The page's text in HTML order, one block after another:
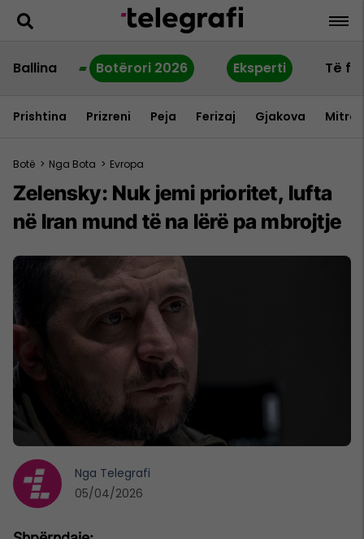
Ballina Botërori 2026 Eksperti Të
Prishtina Prizreni Peja Ferizaj Gjakova
Botë > Nga Bota > Evropa
Zelensky: Nuk jemi prioritet, lufta
në Iran mund të na lërë pa mbrojtje
Nga Telegrafi
05/04/2026